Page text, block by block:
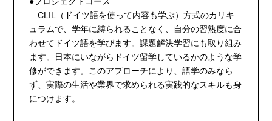
CLIL（ドイツ語を使って内容も学ぶ）方式のカリキ
ュラムで、学年に縛られることなく、自分の習熟度に合
わせてドイツ語を学びます。課題解決学習にも取り組み
ます。日本にいながらドイツ留学しているかのような学
修ができます。このアプローチにより、語学のみなら
ず、実際の生活や業界で求められる実践的なスキルも身
につけます。